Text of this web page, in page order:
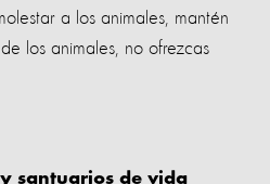
a los animales, mantén
los animales, no ofrezcas
santuarios de vida